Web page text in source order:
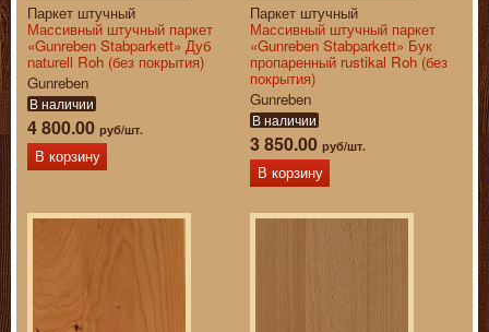
Паркет штучный
Массивный штучный паркет
«Gunreben Stabparkett» Дуб
naturell Roh (без покрытия)
Gunreben
В наличии
4 800.00 руб/шт.
В корзину
Паркет штучный
Массивный штучный паркет
«Gunreben Stabparkett» Бук
пропаренный rustikal Roh (без
покрытия)
Gunreben
В наличии
3 850.00 руб/шт.
В корзину